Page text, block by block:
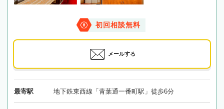
初回相談無料
メールする
最寄駅 地下鉄東西線「青葉通一番町駅」徒歩6分